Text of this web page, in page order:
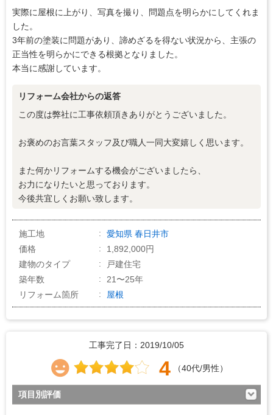
作業中の配慮 5
仕上がり 5
価格の納得感
実際に屋根に上がり、写真を撮り、問題点を明らかにしてくれま
した。
3年前の塗装に問題があり、諦めざるを得ない状況から、主張の
正当性を明らかにできる根拠となりました。
本当に感謝しています。
リフォーム会社からの返答
この度は弊社に工事依頼頂きありがとうございました。
お褒めのお言葉スタッフ及び職人一同大変嬉しく思います。
また何かリフォームする機会がございましたら、
お力になりたいと思っております。
今後共宜しくお願い致します。
施工地 愛知県 春日井市
価格
1,892,000円
建物のタイプ
戸建住宅
築年数
21〜25年
リフォーム箇所
屋根
工事完了日：2019/10/05
4 （40代/男性）
項目別評価